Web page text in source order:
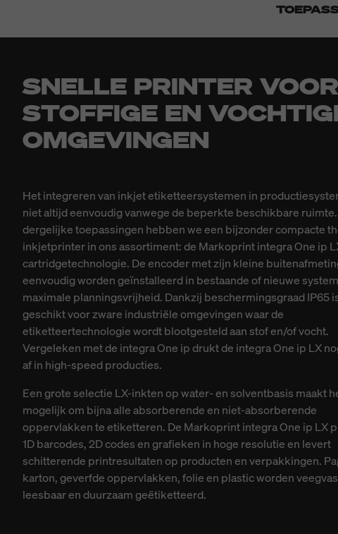
SNELLE PRINTER VOOR
STOFFIGE EN
OMGEVINGEN
Het integreren van inkjet etiketteersystemen in
niet altijd eenvoudig vanwege de beperkte beschikbare
dergelijke toepassingen hebben we een bijzonder compacte
inkjetprinter in ons assortiment: de Markoprint integra One ip
cartridgetechnologie. De encoder met zijn kleine
eenvoudig worden geïnstalleerd in bestaande of nieuwe
maximale planningsvrijheid. Dankzij beschermingsgraad IP65
geschikt voor zware industriële omgevingen waar de
etiketteertechnologie wordt blootgesteld aan stof en/of vocht.
Vergeleken met de integra One ip drukt de integra One ip LX
af in high-speed producties.
Een grote selectie LX-inkten op water- en solventbasis maakt
mogelijk om bijna alle absorberende en niet-absorberende
oppervlakken te etiketteren. De Markoprint integra One ip LX
1D barcodes, 2D codes en grafieken in hoge resolutie en levert
schitterende printresultaten op producten en verpakkingen.
karton, geverfde oppervlakken, folie en plastic worden
leesbaar en duurzaam geëtiketteerd.